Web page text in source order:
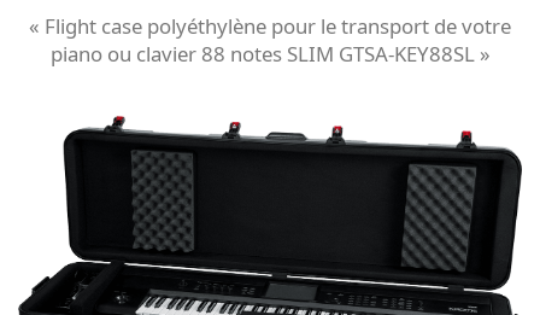
« Flight case polyéthylène pour le transport de votre
piano ou clavier 88 notes SLIM GTSA-KEY88SL »